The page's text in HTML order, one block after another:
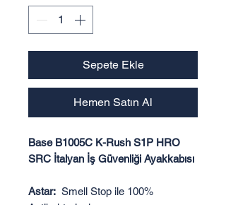
Sepete Ekle
Hemen Satın Al
Base B1005C K-Rush S1P HRO
SRC İtalyan İş Güvenliği Ayakkabısı
Astar: Smell Stop ile 100%